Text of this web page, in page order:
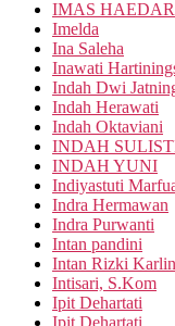
IMAS
Imelda
Ina Saleha
Inawati
Indah Dwi
Indah Herawati
Indah Oktaviani
INDAH
INDAH YUNI
Indiyastuti
Indra Hermawan
Indra Purwanti
Intan pandini
Intan Rizki
Intisari, S.Kom
Ipit Dehartati
Ipit Dehartati